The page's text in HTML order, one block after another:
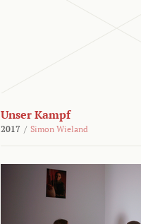
Unser Kampf
2017 / Simon Wieland